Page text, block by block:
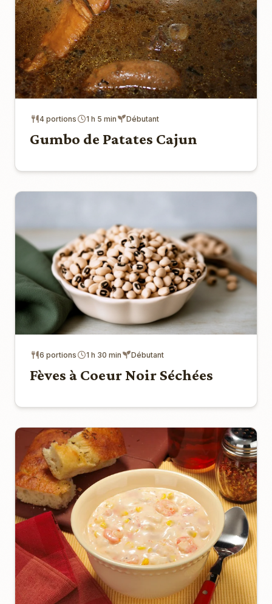
4 portions 1 h 5 min Débutant
Gumbo de Patates Cajun
6 portions 1 h 30 min Débutant
Fèves à Coeur Noir Séchées